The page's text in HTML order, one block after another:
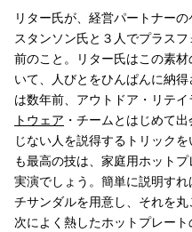
リター氏が、経営パートナー
スタンソン氏と３人でプラス
前のこと。リター氏はこの素
いて、人びとをひんぱんに納
は数年前、アウトドア・リテ
トウェア ・チームとはじめて
じない人を説得するトリック
も最高の技は、家庭用ホット
実演でしょう。簡単に説明す
チサンダルを用意し、それを丸
次によく熱したホットプレー